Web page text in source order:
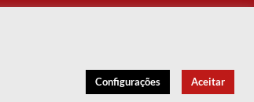
Configurações Aceitar